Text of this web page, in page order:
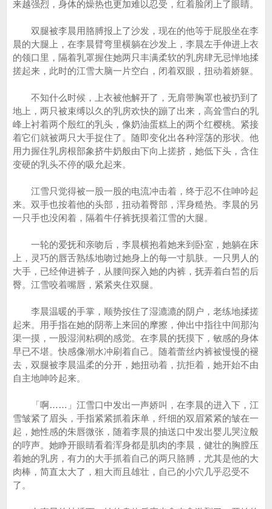
来越强烈，身体的燥热也更加难以忍受，红着脸闭上了眼睛。
双腿被李晨用胳膊报上了沙发，现在的他等于屁股坐在李
晨的大腿上，在李晨臂弯里横躺在沙发上，李晨左手伸进上衣
的领口里，隔着乳罩握住她两只丰满柔软的乳房肆无忌惮地揉
搓起来，此时的江雪大脑一片空白，闭着双眼，扭动着娇躯。
不知什么时候，上衣被他解开了，无肩带胸罩也被扔到了
地上，两只被束缚以久的乳房欢快的蹦了出来，高耸雪白的乳
峰上衬着两个殷红的乳头，像奶油蛋糕上的两个红樱桃。紧接
着它们就被两只大手捉住了。随即变化出各种淫荡的形状。他
用力握住乳房根部象挤牛奶般由下向上搓挤，她低下头，含住
变硬的乳头不停的吸允起来。
江雪只觉得被一股一股的电流冲击着，终于忍不住呻吟起
来。双手也按着他的头部，扭动着臀部，浑身糙热。李晨的另
一只手也没闲着，隔着牛仔裤抚摸着江雪的大腿。
一轮的爱抚和亲吻后，李晨横抱着她来到卧室，她躺在床
上，灵巧的唇舌熟练地吻过她身上的每一寸肌肤。一只男人的
大手，已经伸进裤子，从腰间探入她的内裤，抚弄着白皙的后
臀。江雪咬着嘴唇，紧紧夹住双腿。
李晨温暖的手掌，顺势按住了湿漉漉的阴户，老练地揉搓
起来。用手指在她的阴蒂上来回的摩擦，伸出中指往中间那沟
渠一摸，一股湿润粘稠的感觉。在李晨的抚摸下，敏感的身体
早已不堪。快感像潮水冲刷着自己。随着蕾丝内裤被慢慢的褪
去，双腿被李晨温柔的分开，她扭动着，抗拒着，她开始不由
自主地呻吟起来。
「啊……」江雪口中发出一声娇叫，在李晨的进入下，江
雪皱紧了眉头，手指紧紧抓着床单，纤细的双眉紧紧的皱在一
起，她性感的朱唇微张，随着李晨的抽送口中发出婴儿哭泣般
的哼声。她睁开眼睛看着浑身都是肌肉的李晨，健壮的胸膛压
着她的乳房，有力的大手抓着自己的两只胳膊，尤其是他的大
肉棒，简直太大了，粗大而且雄壮，自己的小穴几乎忍受不
了。